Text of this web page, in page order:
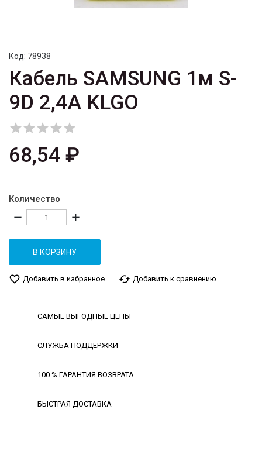
Код: 78938
Кабель SAMSUNG 1м S-
9D 2,4A KLGO

68,54 ₽
Количество
remove add
В КОРЗИНУ
favorite_border Добавить в избранное cached Добавить к сравнению
САМЫЕ ВЫГОДНЫЕ ЦЕНЫ
СЛУЖБА ПОДДЕРЖКИ
100 % ГАРАНТИЯ ВОЗВРАТА
БЫСТРАЯ ДОСТАВКА